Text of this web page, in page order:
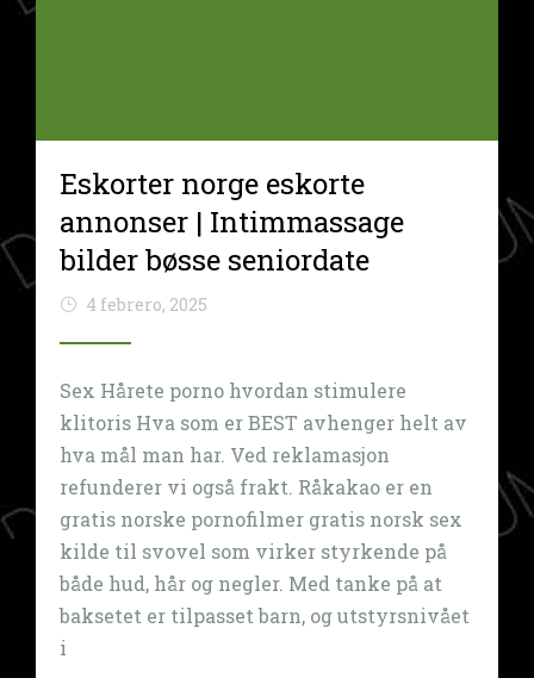
Eskorter norge eskorte
annonser | Intimmassage
bilder bøsse seniordate
4 febrero, 2025
Sex Hårete porno hvordan stimulere
klitoris Hva som er BEST avhenger helt av
hva mål man har. Ved reklamasjon
refunderer vi også frakt. Råkakao er en
gratis norske pornofilmer gratis norsk sex
kilde til svovel som virker styrkende på
både hud, hår og negler. Med tanke på at
baksetet er tilpasset barn, og utstyrsnivået
i